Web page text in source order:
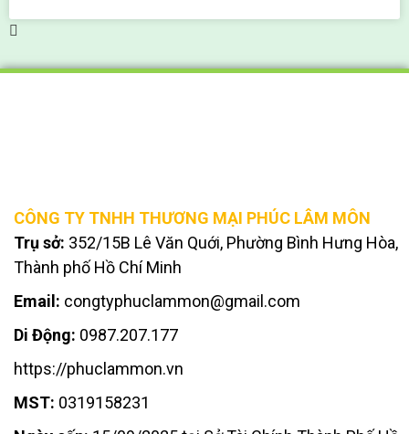
CÔNG TY TNHH THƯƠNG MẠI PHÚC LÂM MÔN
Trụ sở: 352/15B Lê Văn Quới, Phường Bình Hưng Hòa,
Thành phố Hồ Chí Minh
Email: congtyphuclammon@gmail.com
Di Động: 0987.207.177
https://phuclammon.vn
MST: 0319158231